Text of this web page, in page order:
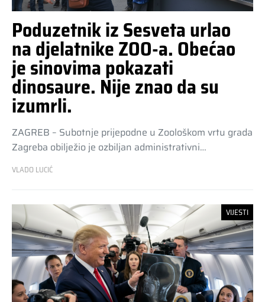
Poduzetnik iz Sesveta urlao
na djelatnike ZOO-a. Obećao
je sinovima pokazati
dinosaure. Nije znao da su
izumrli.
ZAGREB – Subotnje prijepodne u Zoološkom vrtu grada
Zagreba obilježio je ozbiljan administrativni…
VLADO LUCIĆ
VIJESTI